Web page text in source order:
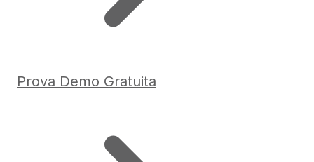
Prova Demo Gratuita